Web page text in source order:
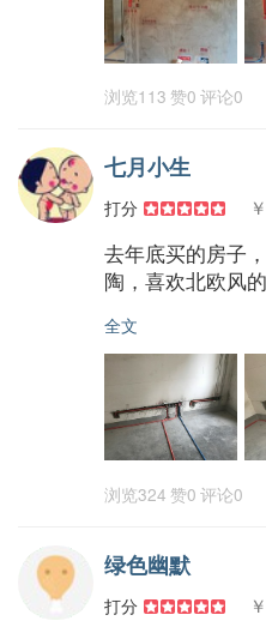
浏览113 赞0 评论0
七月小生
打分
去年底买的房子
陶，喜欢北欧风
全文
浏览324 赞0 评论0
绿色幽默
打分